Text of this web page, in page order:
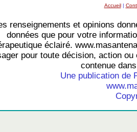
Accueil|
renseignements et opinions
données que pour votre
éclairé.
pour toute décision, action
contenue
Une publication de